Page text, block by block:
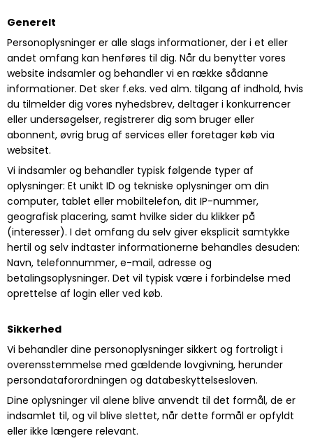
Generelt
Personoplysninger er alle slags informationer, der i et eller
andet omfang kan henføres til dig. Når du benytter vores
website indsamler og behandler vi en række sådanne
informationer. Det sker f.eks. ved alm. tilgang af indhold, hvis
du tilmelder dig vores nyhedsbrev, deltager i konkurrencer
eller undersøgelser, registrerer dig som bruger eller
abonnent, øvrig brug af services eller foretager køb via
websitet.
Vi indsamler og behandler typisk følgende typer af
oplysninger: Et unikt ID og tekniske oplysninger om din
computer, tablet eller mobiltelefon, dit IP-nummer,
geografisk placering, samt hvilke sider du klikker på
(interesser). I det omfang du selv giver eksplicit samtykke
hertil og selv indtaster informationerne behandles desuden:
Navn, telefonnummer, e-mail, adresse og
betalingsoplysninger. Det vil typisk være i forbindelse med
oprettelse af login eller ved køb.
Sikkerhed
Vi behandler dine personoplysninger sikkert og fortroligt i
overensstemmelse med gældende lovgivning, herunder
persondataforordningen og databeskyttelsesloven.
Dine oplysninger vil alene blive anvendt til det formål, de er
indsamlet til, og vil blive slettet, når dette formål er opfyldt
eller ikke længere relevant.